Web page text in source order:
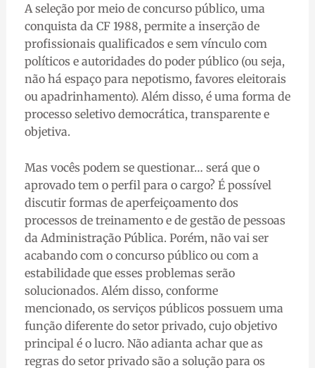
A seleção por meio de concurso público, uma
conquista da CF 1988, permite a inserção de
profissionais qualificados e sem vínculo com
políticos e autoridades do poder público (ou seja,
não há espaço para nepotismo, favores eleitorais
ou apadrinhamento). Além disso, é uma forma de
processo seletivo democrática, transparente e
objetiva.
Mas vocês podem se questionar… será que o
aprovado tem o perfil para o cargo? É possível
discutir formas de aperfeiçoamento dos
processos de treinamento e de gestão de pessoas
da Administração Pública. Porém, não vai ser
acabando com o concurso público ou com a
estabilidade que esses problemas serão
solucionados. Além disso, conforme
mencionado, os serviços públicos possuem uma
função diferente do setor privado, cujo objetivo
principal é o lucro. Não adianta achar que as
regras do setor privado são a solução para os